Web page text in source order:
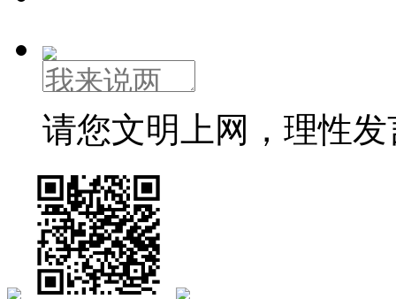
请您文明上网，理性